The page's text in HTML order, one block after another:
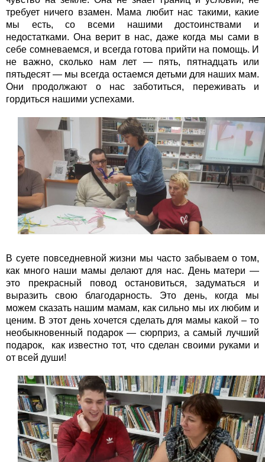
требует ничего взамен. Мама любит нас такими, какие
мы есть, со всеми нашими достоинствами и
недостатками. Она верит в нас, даже когда мы сами в
себе сомневаемся, и всегда готова прийти на помощь. И
не важно, сколько нам лет — пять, пятнадцать или
пятьдесят — мы всегда остаемся детьми для наших мам.
Они продолжают о нас заботиться, переживать и
гордиться нашими успехами.
В суете повседневной жизни мы часто забываем о том,
как много наши мамы делают для нас. День матери —
это прекрасный повод остановиться, задуматься и
выразить свою благодарность. Это день, когда мы
можем сказать нашим мамам, как сильно мы их любим и
ценим. В этот день хочется сделать для мамы какой – то
необыкновенный подарок — сюрприз, а самый лучший
подарок, как известно тот, что сделан своими руками и
от всей души!